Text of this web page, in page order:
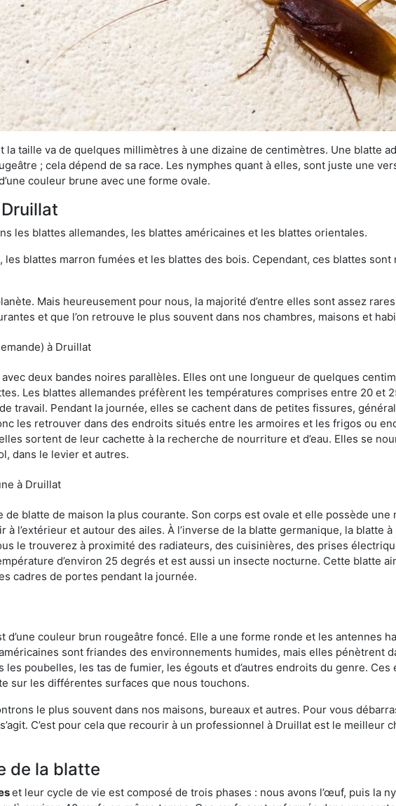
taille va de quelques millimètres à une dizaine de centimètres. Une blatte
; cela dépend de sa race. Les nymphes quant à elles, sont juste une
couleur brune avec une forme ovale.
les blattes allemandes, les blattes américaines et les blattes orientales.
blattes marron fumées et les blattes des bois. Cependant, ces blattes sont
Mais heureusement pour nous, la majorité d’entre elles sont assez
et que l’on retrouve le plus souvent dans nos chambres, maisons et
à Druillat
deux bandes noires parallèles. Elles ont une longueur de quelques
Les blattes allemandes préfèrent les températures comprises entre 20 et
travail. Pendant la journée, elles se cachent dans de petites fissures,
les retrouver dans des endroits situés entre les armoires et les frigos ou
sortent de leur cachette à la recherche de nourriture et d’eau. Elles se
dans le levier et autres.
à Druillat
blatte de maison la plus courante. Son corps est ovale et elle possède une
l’extérieur et autour des ailes. À l’inverse de la blatte germanique, la blatte
le trouverez à proximité des radiateurs, des cuisinières, des prises
d’environ 25 degrés et est aussi un insecte nocturne. Cette blatte
cadres de portes pendant la journée.
d’une couleur brun rougeâtre foncé. Elle a une forme ronde et les antennes
sont friandes des environnements humides, mais elles pénètrent
poubelles, les tas de fumier, les égouts et d’autres endroits du genre.
sur les différentes surfaces que nous touchons.
le plus souvent dans nos maisons, bureaux et autres. Pour vous
C’est pour cela que recourir à un professionnel à Druillat est le meilleur
de la blatte
et leur cycle de vie est composé de trois phases : nous avons l’œuf, puis la